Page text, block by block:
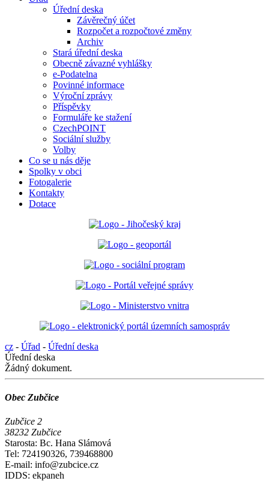
Úřední deska
Závěrečný účet
Rozpočet a rozpočtové změny
Archiv
Stará úřední deska
Obecně závazné vyhlášky
e-Podatelna
Povinné informace
Výroční zprávy
Příspěvky
Formuláře ke stažení
CzechPOINT
Sociální služby
Volby
Co se u nás děje
Spolky v obci
Fotogalerie
Kontakty
Dotace
cz - Úřad - Úřední deska
Úřední deska
Žádný dokument.
Obec Zubčice
Zubčice 2
38232 Zubčice
Starosta: Bc. Hana Slámová
Tel: 724190326, 739468800
E-mail: info@zubcice.cz
IDDS: ekpaneh